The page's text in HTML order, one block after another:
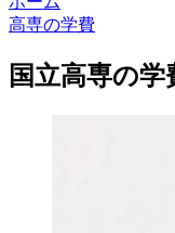
高専の学費
国立高専の